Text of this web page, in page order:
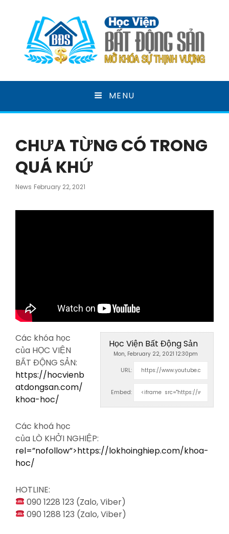
HỌC VIỆN BẤT ĐỘNG
SẢN
MENU
CHƯA TỪNG CÓ TRONG
QUÁ KHỨ
News Posted
February 22, 2021
Học Viện Bất Động Sản
Mon, February 22, 2021 12:30pm
URL:
Embed:
Các khóa học
của HỌC VIỆN
BẤT ĐỘNG SẢN:
https://hocvienb
atdongsan.com/
khoa-hoc/
Các khoá học
của LÒ KHỞI NGHIỆP:
rel=”nofollow”>https://lokhoinghiep.com/khoa-
hoc/
HOTLINE:
090 1228 123 (Zalo, Viber)
090 1288 123 (Zalo, Viber)